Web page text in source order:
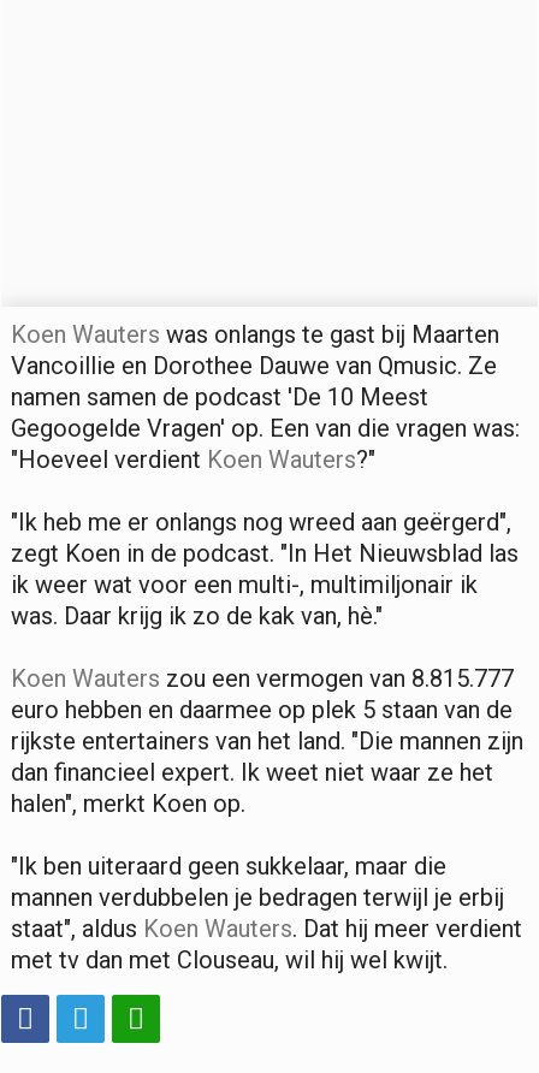
Koen Wauters was onlangs te gast bij Maarten
Vancoillie en Dorothee Dauwe van Qmusic. Ze
namen samen de podcast 'De 10 Meest
Gegoogelde Vragen' op. Een van die vragen was:
"Hoeveel verdient Koen Wauters?"
"Ik heb me er onlangs nog wreed aan geërgerd",
zegt Koen in de podcast. "In Het Nieuwsblad las
ik weer wat voor een multi-, multimiljonair ik
was. Daar krijg ik zo de kak van, hè."
Koen Wauters zou een vermogen van 8.815.777
euro hebben en daarmee op plek 5 staan van de
rijkste entertainers van het land. "Die mannen zijn
dan financieel expert. Ik weet niet waar ze het
halen", merkt Koen op.
"Ik ben uiteraard geen sukkelaar, maar die
mannen verdubbelen je bedragen terwijl je erbij
staat", aldus Koen Wauters. Dat hij meer verdient
met tv dan met Clouseau, wil hij wel kwijt.